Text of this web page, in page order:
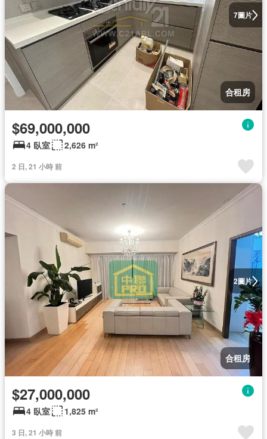
7圖片
合租房
$69,000,000
4 臥室 2,626 m²
2 日, 21 小時 前
2圖片
合租房
$27,000,000
4 臥室 1,825 m²
3 日, 21 小時 前